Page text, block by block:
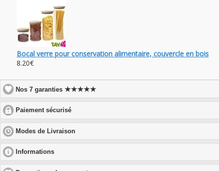
Bocal verre pour conservation alimentaire, couvercle en bois
8.20€
Nos 7 garanties★★★★★
Paiement sécurisé
to
expand
contents
Modes de Livraison
to
Informations
to